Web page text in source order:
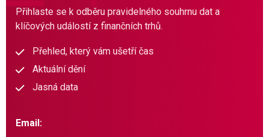
Přihlaste se k odběru pravidelného souhrnu dat a
klíčových událostí z finančních trhů.
Přehled, který vám ušetří čas
Aktuální dění
Jasná data
Email: